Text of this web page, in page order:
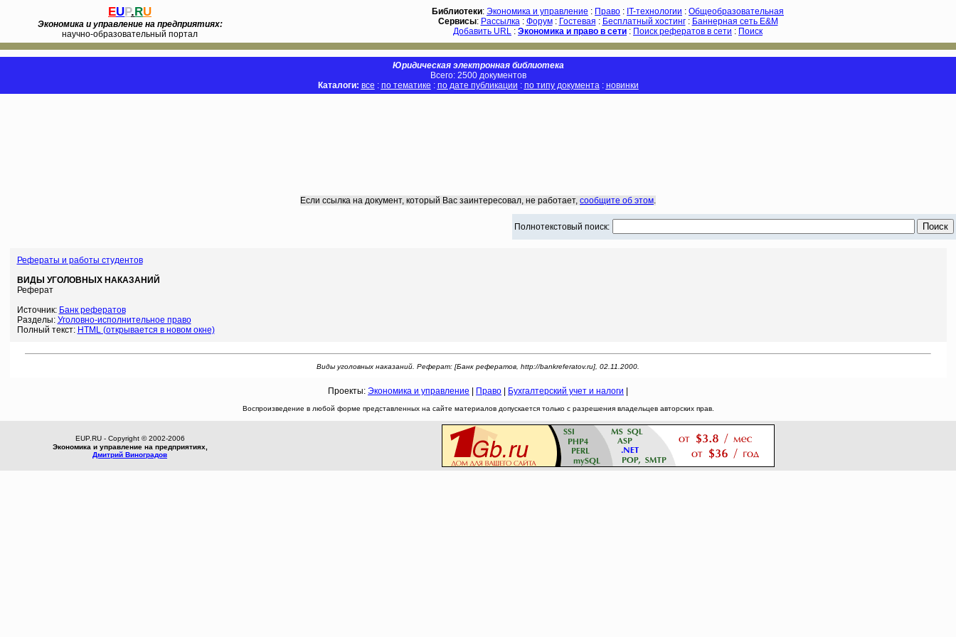
EUP.RU
Экономика и управление на предприятиях:
научно-образовательный портал
Библиотеки: Экономика и управление : Право : IT-технологии : Общеобразовательная
Сервисы: Рассылка: Форум: Гостевая : Бесплатный хостинг: Баннерная сеть E&M
Добавить URL : Экономика и право в сети : Поиск рефератов в сети : Поиск
Юридическая электронная библиотека
Всего: 2500 документов
Каталоги: все : по тематике : по дате публикации : по типу документа: новинки
Если ссылка на документ, который Вас заинтересовал, не работает, сообщите об этом.
Полнотекстовый поиск:
Рефераты и работы студентов
ВИДЫ УГОЛОВНЫХ НАКАЗАНИЙ
Реферат
Источник: Банк рефератов
Разделы: Уголовно-исполнительное право
Полный текст: HTML (открывается в новом окне)
Виды уголовных наказаний. Реферат: [Банк рефератов, http://bankreferatov.ru], 02.11.2000.
Проекты: Экономика и управление Право Бухгалтерский учет и налоги
Воспроизведение в любой форме представленных на сайте материалов допускается только с разрешения владельцев авторских прав.
EUP.RU - Copyright © 2002-2006
Экономика и управление на предприятиях,
Дмитрий Виноградов